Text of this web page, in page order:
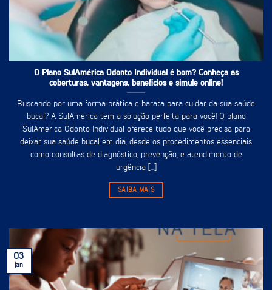
O Plano SulAmérica Odonto Individual é bom? Conheça as
coberturas, vantagens, benefícios e simule online!
Buscando por uma forma prática e barata para cuidar da sua saúde
bucal? A SulAmérica tem a solução perfeita para você! O plano
SulAmérica Odonto Individual oferece tudo que você precisa para
deixar sua saúde bucal em dia, desde os procedimentos essenciais
como consultas de diagnóstico, prevenção, e atendimento de
urgência [...]
SAIBA MAIS
03
jan